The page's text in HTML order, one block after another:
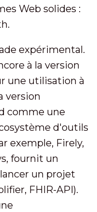
Web solides :
expérimental.
à la version
une utilisation à
version
comme une
d'outils
exemple, Firely,
fournit un
un projet
FHIR-API).